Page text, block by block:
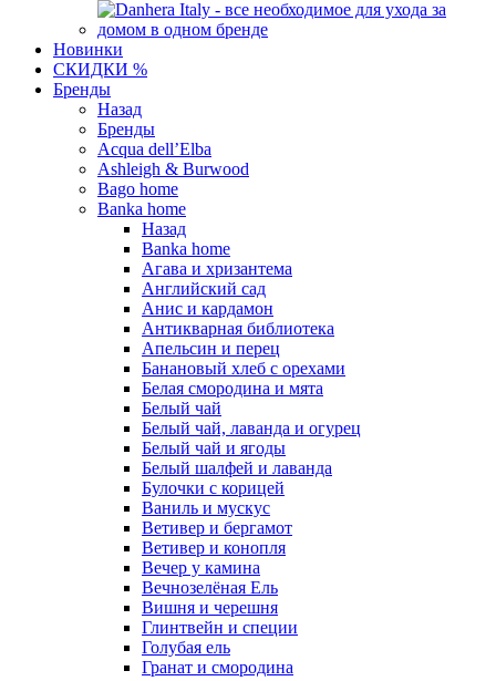
Новинки
СКИДКИ %
Бренды
Назад
Бренды
Acqua dell’Elba
Ashleigh & Burwood
Bago home
Banka home
Назад
Banka home
Агава и хризантема
Английский сад
Анис и кардамон
Антикварная библиотека
Апельсин и перец
Банановый хлеб с орехами
Белая смородина и мята
Белый чай
Белый чай, лаванда и огурец
Белый чай и ягоды
Белый шалфей и лаванда
Булочки с корицей
Ваниль и мускус
Ветивер и бергамот
Ветивер и конопля
Вечер у камина
Вечнозелёная Ель
Вишня и черешня
Глинтвейн и специи
Голубая ель
Гранат и смородина